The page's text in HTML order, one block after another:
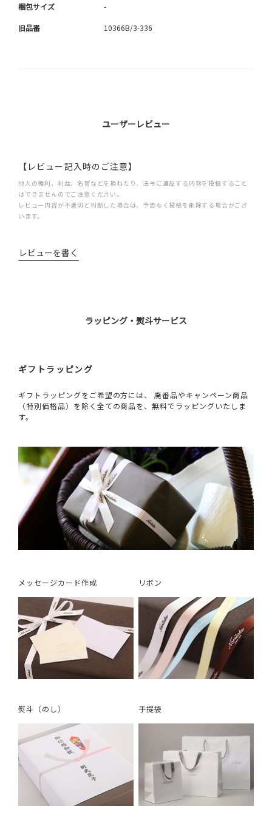
梱包サイズ -
旧品番 10366B/3-336
ユーザーレビュー
【レビュー記入時のご注意】
他人の権利、利益、名誉などを損ねたり、法令に違反する内容を投稿すること
はできませんのでご注意ください。
レビュー内容が不適切と判断した場合は、予告なく投稿を削除する場合がござ
います。
レビューを書く
ラッピング・熨斗サービス
ギフトラッピング
ギフトラッピングをご希望の方には、 廃番品やキャンペーン商品
（特別価格品）を除く全ての商品を、無料でラッピングいたしま
す。
メッセージカード作成 リボン
熨斗（のし） 手提袋